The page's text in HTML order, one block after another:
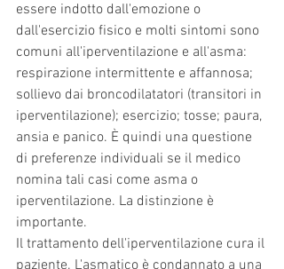
essere indotto dall'emozione o
dall'esercizio fisico e molti sintomi sono
comuni all'iperventilazione e all'asma:
respirazione intermittente e affannosa;
sollievo dai broncodilatatori (transitori in
iperventilazione); esercizio; tosse; paura,
ansia e panico. È quindi una questione
di preferenze individuali se il medico
nomina tali casi come asma o
iperventilazione. La distinzione è
importante.
Il trattamento dell'iperventilazione cura il